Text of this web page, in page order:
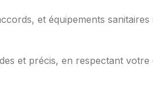
et équipements
et précis, en respectant votre